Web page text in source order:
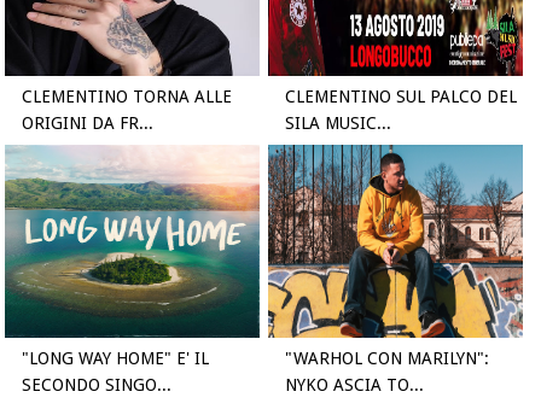
CLEMENTINO TORNA ALLE
ORIGINI DA FR...
CLEMENTINO SUL PALCO DEL
SILA MUSIC...
"LONG WAY HOME" E' IL
SECONDO SINGO...
"WARHOL CON MARILYN":
NYKO ASCIA TO...